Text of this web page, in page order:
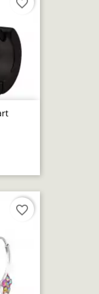
favorite_border
favorite_border